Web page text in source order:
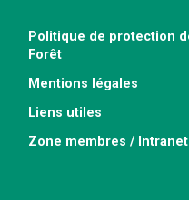
Politique de protection
Forêt
Mentions légales
Liens utiles
Zone membres / Intranet